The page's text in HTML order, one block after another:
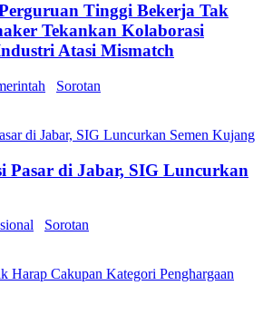
Tinggi Bekerja Tak
Tekankan Kolaborasi
Atasi Mismatch
Sorotan
Pasar di Jabar, SIG Luncurkan
Sorotan